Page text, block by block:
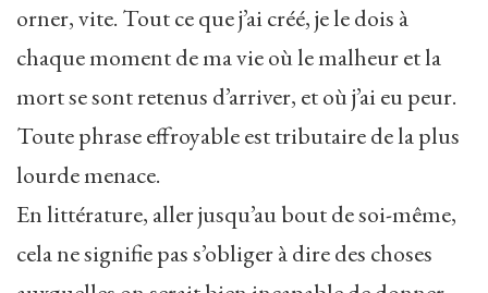
orner, vite. Tout ce que j’ai créé, je le dois à
chaque moment de ma vie où le malheur et la
mort se sont retenus d’arriver, et où j’ai eu peur.
Toute phrase effroyable est tributaire de la plus
lourde menace.
En littérature, aller jusqu’au bout de soi-même,
cela ne signifie pas s’obliger à dire des choses